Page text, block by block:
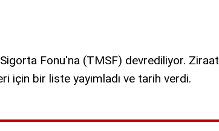
Fonu'na (TMSF) devrediliyor. Ziraat
için bir liste yayımladı ve tarih verdi.